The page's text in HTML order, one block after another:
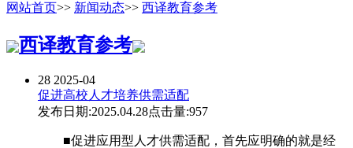
网站首页>> 新闻动态>> 西译教育参考
西译教育参考
28 2025-04
促进高校人才培养供需适配
发布日期:2025.04.28点击量:957
■促进应用型人才供需适配，首先应明确的就是经